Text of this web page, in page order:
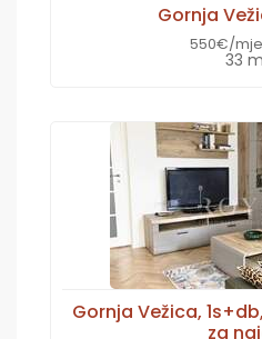
Gornja
550€/
33
Gornja Vežica,
za